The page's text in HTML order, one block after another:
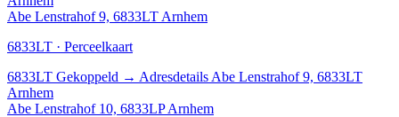
Abe Lenstrahof 9, 6833LT Arnhem
6833LT · Perceelkaart
6833LT Gekoppeld → Adresdetails Abe Lenstrahof 9, 6833LT
Arnhem
Abe Lenstrahof 10, 6833LP Arnhem